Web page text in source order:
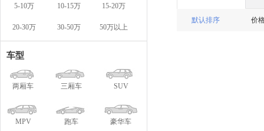
5-10万 10-15万 15-20万
20-30万 30-50万 50万以上
车型
两厢车 三厢车 SUV
MPV 跑车 豪华车
默认排序 价